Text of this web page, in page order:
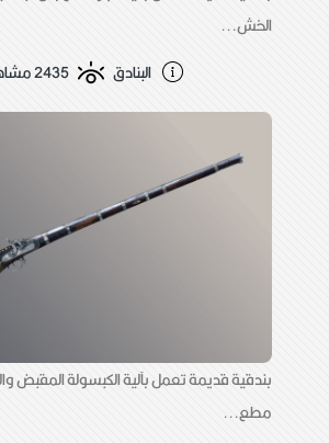
الخش...
البنادق
2435 مشاهدات
بندقية قديمة تعمل بآلية الكبسولة المقبض
مطع...